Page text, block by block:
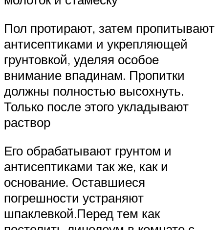
Пол протирают, затем пропитывают
антисептиками и укрепляющей
грунтовкой, уделяя особое
внимание впадинам. Пропитки
должны полностью высохнуть.
Только после этого укладывают
раствор
Его обрабатывают грунтом и
антисептиками так же, как и
основание. Оставшиеся
погрешности устраняют
шпаклевкой.Перед тем как